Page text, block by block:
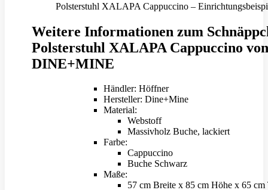
Polsterstuhl XALAPA Cappuccino –
Weitere Informationen zum
Polsterstuhl XALAPA Cappuccino von
DINE+MINE
Händler: Höffner
Hersteller: Dine+Mine
Material:
Webstoff
Massivholz Buche, lackiert
Farbe:
Cappuccino
Buche Schwarz
Maße:
57 cm Breite x 85 cm Höhe x 65